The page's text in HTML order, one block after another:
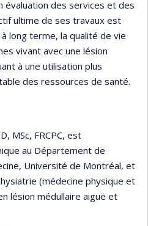
évaluation des services et des
ultime de ses travaux est
long terme, la qualité de vie
vivant avec une lésion
à une utilisation plus
des ressources de santé.
MSc, FRCPC, est
au Département de
Université de Montréal, et
(médecine physique et
lésion médullaire aiguë et